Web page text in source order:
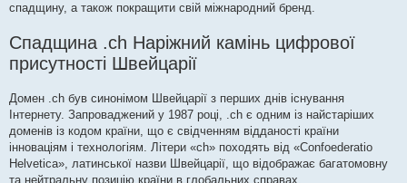
спадщину, а також покращити свій міжнародний бренд.
Спадщина .ch Наріжний камінь цифрової
присутності Швейцарії
Домен .ch був синонімом Швейцарії з перших днів існування
Інтернету. Запроваджений у 1987 році, .ch є одним із найстаріших
доменів із кодом країни, що є свідченням відданості країни
інноваціям і технологіям. Літери «ch» походять від «Confoederatio
Helvetica», латинської назви Швейцарії, що відображає багатомовну
та нейтральну позицію країни в глобальних справах.